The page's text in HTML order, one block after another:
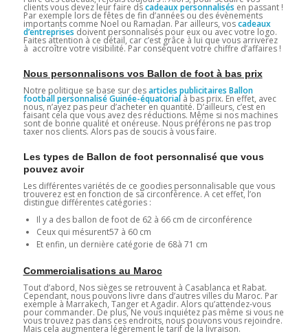
clients vous devez leur faire dscadeaux personnalisés en passant !
Par exemple lors de fêtes de fin d’années ou des évènements
importants comme Noel ou Ramadan. Par ailleurs, voscadeaux
d’entreprises doivent personnalisés pour eux ou avec votre logo.
Faites attention à ce détail, car c’est grâce à lui que vous arriverez
à accroître votre visibilité. Par conséquent votre chiffre d’affaires !
Nous personnalisons vos Ballon de foot à bas prix
Notre politique se base sur desarticles publicitaires Ballon
football personnalisé Guinée-équatorialà bas prix. En effet, avec
nous, n’ayez pas peur d’acheter en quantité. D’ailleurs, c’est en
faisant cela que vous avez des réductions. Même si nos machines
sont de bonne qualité et onéreuse. Nous préférons ne pas trop
taxer nos clients. Alors pas de soucis à vous faire.
Les types de Ballon de foot personnalisé que vous
pouvez avoir
Les différentes variétés de ce goodies personnalisable que vous
trouverez est en fonction de sa circonférence. A cet effet, l’on
distingue différentes catégories :
Il y a des ballon de foot de 62 à 66 cm de circonférence
Ceux qui mésurent57 à 60 cm
Et enfin, un dernière catégorie de 68à 71 cm
Commercialisations au Maroc
Tout d’abord, Nos sièges se retrouvent à Casablanca et Rabat.
Cependant, nous pouvons livre dans d’autres villes du Maroc. Par
exemple à Marrakech, Tanger et Agadir. Alors qu’attendez-vous
pour commander. De plus, Ne vous inquiétez pas même si vous ne
vous trouvez pas dans ces endroits, nous pouvons vous rejoindre.
Mais cela augmentera légèrement le tarif de la livraison.